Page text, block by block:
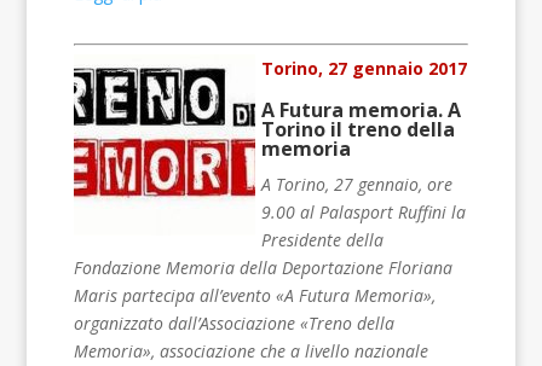
Torino, 27 gennaio 2017
A Futura memoria. A
Torino il treno della
memoria
A Torino, 27 gennaio, ore
9.00 al Palasport Ruffini la
Presidente della
Fondazione Memoria della Deportazione Floriana
Maris partecipa all’evento «A Futura Memoria»,
organizzato dall’Associazione «Treno della
Memoria», associazione che a livello nazionale